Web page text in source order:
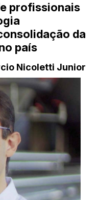
profissionais
da
país
Nicoletti Junior